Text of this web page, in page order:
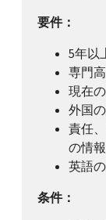
要件：
5年以
専門
現在
外国
責任
の情
英語の
条件：